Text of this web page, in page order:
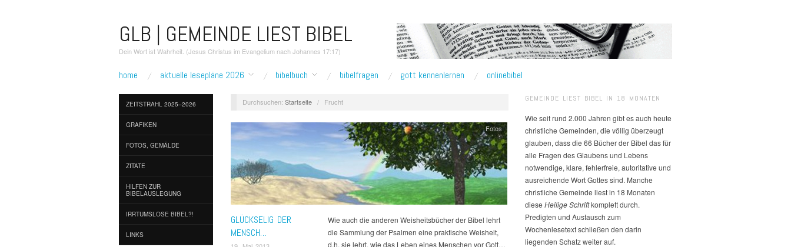
GLB | GEMEINDE LIEST BIBEL
Dein Wort ist Wahrheit. (Jesus Christus im Evangelium nach Johannes 17:17)
home aktuelle lesepläne 2026 bibelbuch bibelfragen gott kennenlernen onlinebibel
ZEITSTRAHL 2025–2026
GRAFIKEN
FOTOS, GEMÄLDE
ZITATE
HILFEN ZUR
BIBELAUSLEGUNG
IRRTUMSLOSE BIBEL?!
LINKS
Durchsuchen: Startseite / Frucht
GLÜCKSELIG DER
MENSCH…
Fotos
Wie auch die anderen Weisheitsbücher der Bibel lehrt
die Sammlung der Psalmen eine praktische Weisheit,
d.h. sie lehrt, wie das Leben eines Menschen vor Gott…
GEMEINDE LIEST BIBEL IN 18 MONATEN
Wie seit rund 2.000 Jahren gibt es auch heute
christliche Gemeinden, die völlig überzeugt
glauben, dass die 66 Bücher der Bibel das für
alle Fragen des Glaubens und Lebens
notwendige, klare, fehlerfreie, autoritative und
ausreichende Wort Gottes sind. Manche
christliche Gemeinde liest in 18 Monaten
diese Heilige Schriftkomplett durch.
Predigten und Austausch zum
Wochenlesetext schließen den darin
liegenden Schatz weiter auf.